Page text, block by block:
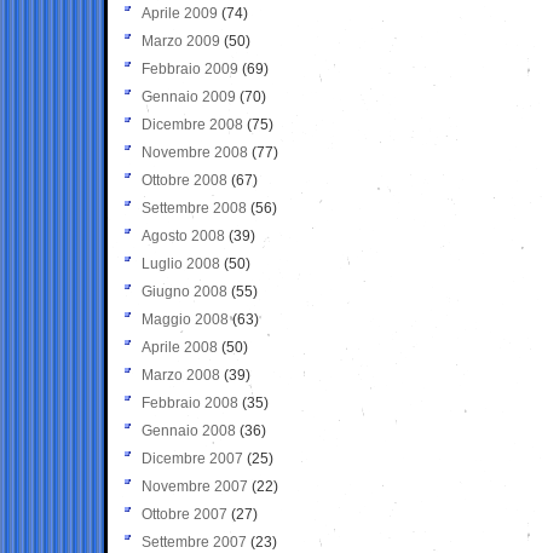
Aprile 2009 (74)
Marzo 2009 (50)
Febbraio 2009 (69)
Gennaio 2009 (70)
Dicembre 2008 (75)
Novembre 2008 (77)
Ottobre 2008 (67)
Settembre 2008 (56)
Agosto 2008 (39)
Luglio 2008 (50)
Giugno 2008 (55)
Maggio 2008(63)
Aprile 2008 (50)
Marzo 2008 (39)
Febbraio 2008 (35)
Gennaio 2008 (36)
Dicembre 2007 (25)
Novembre 2007 (22)
Ottobre 2007 (27)
Settembre 2007 (23)